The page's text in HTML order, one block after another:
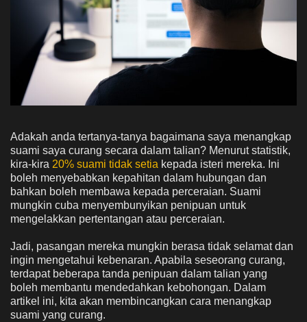
Adakah anda tertanya-tanya bagaimana saya menangkap
suami saya curang secara dalam talian? Menurut statistik,
kira-kira 20% suami tidak setia kepada isteri mereka. Ini
boleh menyebabkan kepahitan dalam hubungan dan
bahkan boleh membawa kepada perceraian. Suami
mungkin cuba menyembunyikan penipuan untuk
mengelakkan pertentangan atau perceraian.
Jadi, pasangan mereka mungkin berasa tidak selamat dan
ingin mengetahui kebenaran. Apabila seseorang curang,
terdapat beberapa tanda penipuan dalam talian yang
boleh membantu mendedahkan kebohongan. Dalam
artikel ini, kita akan membincangkan cara menangkap
suami yang curang.